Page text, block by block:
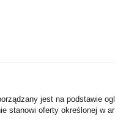
jest na podstawie
stanowi oferty określonej w